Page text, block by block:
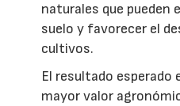
naturales que pueden
suelo y favorecer el
cultivos.
El resultado esperado
mayor valor